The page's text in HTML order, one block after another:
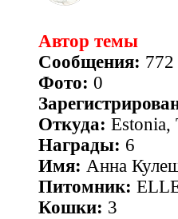
Автор темы
Сообщения: 772
Фото: 0
Откуда: Estonia,
Награды: 6
Имя: Анна
Питомник:
Кошки: 3